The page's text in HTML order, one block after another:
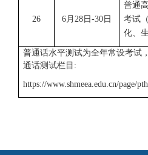
26 6月28日-30日
普通
考试
化、
普通话水平测试为全年常设考试
通话测试栏目:
https://www.shmeea.edu.cn/page/